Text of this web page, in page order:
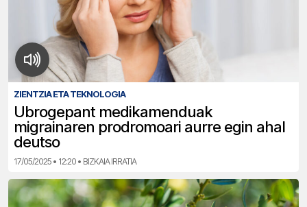
ZIENTZIA ETA TEKNOLOGIA
Ubrogepant medikamenduak
migrainaren prodromoari aurre egin ahal
deutso
17/05/2025 • 12:20 • BIZKAIA IRRATIA